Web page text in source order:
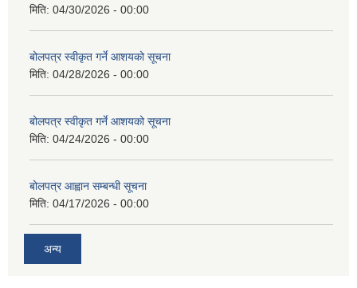
मिति: 04/30/2026 - 00:00
बोलपत्र स्वीकृत गर्ने आशयको सूचना
मिति: 04/28/2026 - 00:00
बोलपत्र स्वीकृत गर्ने आशयको सूचना
मिति: 04/24/2026 - 00:00
बोलपत्र आह्वान सम्बन्धी सूचना
मिति: 04/17/2026 - 00:00
अन्य